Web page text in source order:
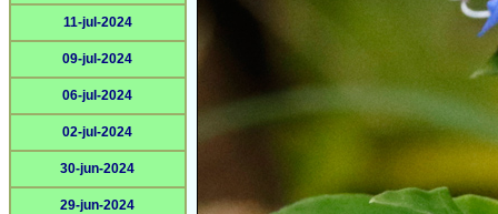
11-jul-2024
09-jul-2024
06-jul-2024
02-jul-2024
30-jun-2024
29-jun-2024